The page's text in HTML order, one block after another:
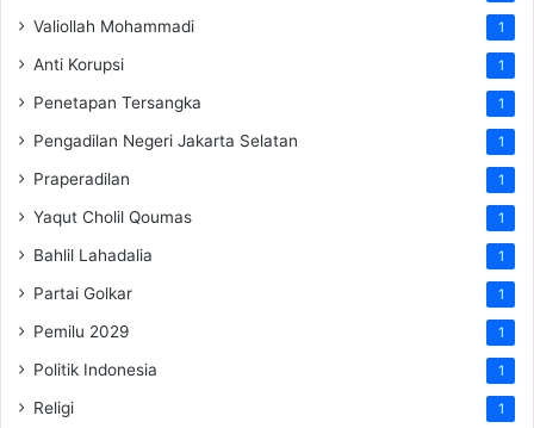
Valiollah Mohammadi 1
Anti Korupsi 1
Penetapan Tersangka 1
Pengadilan Negeri Jakarta Selatan 1
Praperadilan 1
Yaqut Cholil Qoumas 1
Bahlil Lahadalia 1
Partai Golkar 1
Pemilu 2029 1
Politik Indonesia 1
Religi 1